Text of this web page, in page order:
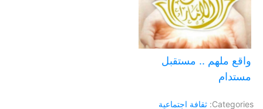
واقع ملهم .. مستقبل
مستدام
Categories: ثقافة اجتماعية